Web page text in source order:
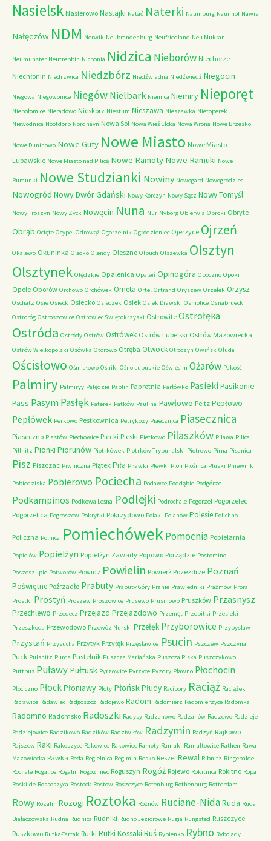
Nasielsk Nasierowo Nastajki Natać Naterki Naumburg Naunhof Nawra
Nałęczów NDM Nerwik Neubrandenburg Neufriedland Neu Mukran
Neumunster Neutrebbin Nicponia Nidzica Nieborów Niechorze
Niechłonin Niedrzwica Niedzbórz Niedźwiadna Niedźwiedź Niegocin
Niegowa Niegowonice Niegów Nielbark Niemica Niemiry Nieporęt
Niepołomice Nieradowo Nieskórz Niestum Nieszawa Nieszawka Nietoperek
Niewodnica Nootdorp Nordhavn Nowa Sól Nowa Wieś Ełcka Nowa Wrona Nowe Brzesko
Nowe Duninowo Nowe Guty Nowe Miasto Nowe Miasto
Lubawskie Nowe Miasto nad Pilicą Nowe Ramoty Nowe Ramuki Nowe
Rumunki Nowe Studzianki Nowiny Nowogard Nowogrodziec
Nowogród Nowy Dwór Gdański Nowy Korczyn Nowy Sącz Nowy Tomyśl
Nowy Troszyn Nowy Zyck Nowęcin Nuna Nur Nyborg Obierwia Obroki Obryte
Obrąb Ocięte Ocypel Odrowąż Ogorzelnik Ogrodzieniec Ojerzyce Ojrzeń
Okalewo Okuninka Olecko Olendy Oleszno Olpuch Olszewka Olsztyn
Olsztynek Olędzkie Opalenica Opaleń Opinogóra Opoczno Opoki
Opole Oporów Orchowo Orchówek Orneta Ortel Ortrand Oryszew Orzełek Orzysz
Oschatz Osie Osieck Osiecko Osieczek Osiek Osiek Drawski Osmolice Osnabrueck
Ostroróg Ostroszowice Ostrowiec Świętokrzyski Ostrowite Ostrołęka
Ostróda Ostródy Ostrów Ostrówek Ostrów Lubelski Ostrów Mazowiecka
Ostrów Wielkopolski Osówka Otorowo Otręba Otwock Otłoczyn Owińsk Ołuda
Ościsłowo Ośmiałowo Ośniki Ośno Lubuskie Oświęcim Ożarów Pakość
Palmiry Palmiryy Palędzie Paplin Paprotnia Parłówko Pasieki Pasikonie
Pass PasymPasłęk Paterek Patków Paulina Pawłowo Peitz Pepłowo
Pepłówek Perkowo Pestkownica Petrykozy Piaecznica Piasecznica
Piaseczno Piastów Piechowice Piecki Pieski Pietkowo Pilaszków Pilawa Pilica
Pillnitz Pionki Piorunów Piotrkówek Piotrków Trybunalski Piotrowo Pirna Pisanica
Pisz Piszczac Piwniczna Piątek Piła Piławki Plewki Plon Plośnica Pluski Pniewnik
Pobiedziska Pobierowo Pociecha Podawce Poddąbie Podgórze
Podkampinos Podkowa Leśna Podlejki Podrochale Pogorzel Pogorzelec
Pogorzelica Pogroszew Pokrytki Pokrzydowo Polaki Polanów Polesie Polichno
Policzna Polnica PomiechówekPomocnia Popielarnia
Popielów Popielżyn Popielżyn Zawady Popowo Porządzie Postomino
Poszeszupie Potworów Powidz Powielin Powierż Pozezdrze Poznań
Poświętne Poźrzadło Prabuty Prabuty Góry Pranie Prawiedniki Prażmów Prora
Prostki Prostyń Proszew Proszowice Prusewo Prusinowo Pruszków Przasnysz
Przechlewo Przedecz Przejazd Przejazdowo Przemęt Przepitki Przesieki
Przeszkoda Przewodowo Przewóz Nurski Przełęk Przyborowice Przybysław
Przystań Przysucha Przytyk Przyłęk Przęsławice Psucin Pszczew Pszczyna
Puck Pulsnitz Purda Pustelnik Puszcza Mariańska Puszcza Piska Puszczykowo
Puttbus Puławy Pułtusk Pyrzowice Pyrzyce Pyzdry Pławno Płochocin
Płociczno PłockPłoniawy Płoty PłońskPłudy Racibory Raciąż Raciążek
Racławice Radawiec Radgoszcz Radojewo Radom Radomierz Radomierzyce Radomka
Radomno Radomsko Radoszki Radysy Radzanowo Radzanów Radzewo Radzieje
Radziejowice Radzikowo Radzików Radziwiłów Radzymin Radzyń Rajkowo
Rajszew Raki Rakoszyce Rakowice Rakowiec Ramoty Ramuki Ramułtowice Rathen Rawa
Mazowiecka Rawka Reda Regielnica Regimin Resko Reszel Rewal Ribnitz Ringebalde
Rochale Rogalice Rogalin Rogoziniec Roguszyn Rogóż Rojewo Rokitnica Rokitno Ropa
Roskilde Rossoszyca Rostock Rostow Roszczyce Rotenburg Rothenburg Rotterdam
Rowy Rozalin Rozogi Roztoka Rożnów Ruciane-NidaRuda Ruda
Białaczowska Rudna Rudnica Rudniki Rudno Jeziorowe Rugia Rungsted Ruszczyce
Ruszkowo Rutka-Tartak Rutki Rutki Kossaki Ruś Rybienko Rybno Rybojady